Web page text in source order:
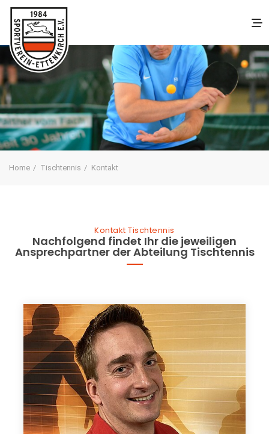
Home Tischtennis Kontakt
Kontakt Tischtennis
Nachfolgend findet Ihr die jeweiligen
Ansprechpartner der Abteilung Tischtennis